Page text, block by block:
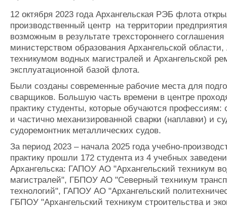
Все службы
12 октября 2023 года Архангельская РЭБ флота
производственный центр на территории
возможным в результате трехстороннего
министерством образования Архангельской области,
техникумом водных магистралей и Архангельской
эксплуатационной базой флота.
Были созданы современные рабочие места для
сварщиков. Большую часть времени в центре
практику студенты, которые обучаются профессиям:
и частично механизированной сварки (наплавки) и
судоремонтник металлических судов.
За период 2023 – начала 2025 года учебно-
практику прошли 172 студента из 4 учебных
Архангельска: ГАПОУ АО "Архангельский техникум
магистралей", ГБПОУ АО "Северный техникум
технологий", ГАПОУ АО "Архангельский
ГБПОУ "Архангельский техникум строительства и